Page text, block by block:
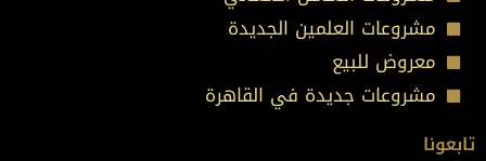
مشروعات العلمين الجديدة
معروض للبيع
مشروعات جديدة في القاهرة
تابعونا